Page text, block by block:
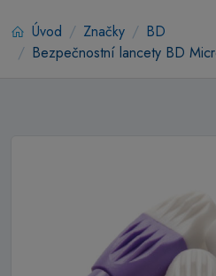
Úvod Značky
BD
Bezpečnostní lancety BD